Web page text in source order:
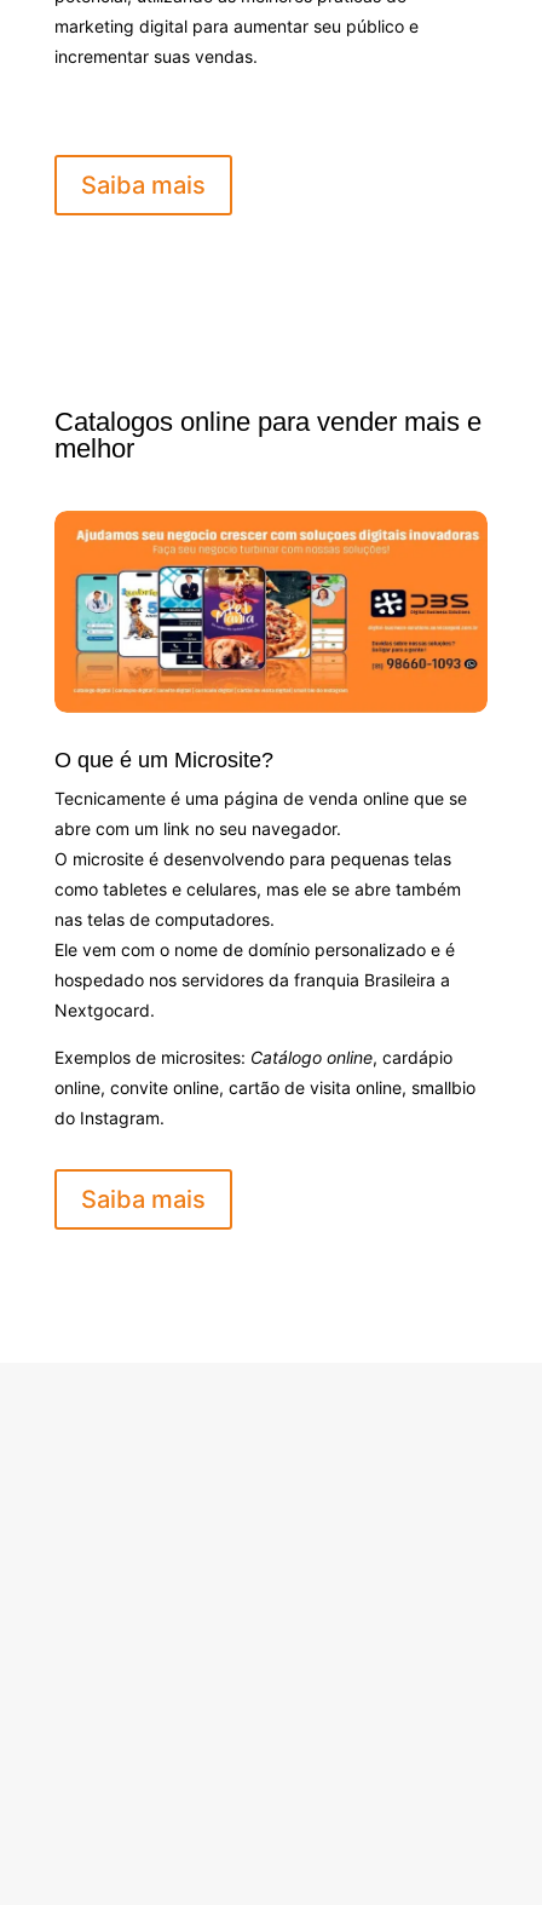
marketing digital para aumentar seu público e
incrementar suas vendas.
Saiba mais
Catalogos online para vender mais e
melhor
O que é um Microsite?
Tecnicamente é uma página de venda online que se
abre com um link no seu navegador.
O microsite é desenvolvendo para pequenas telas
como tabletes e celulares, mas ele se abre também
nas telas de computadores.
Ele vem com o nome de domínio personalizado e é
hospedado nos servidores da franquia Brasileira a
Nextgocard.
Exemplos de microsites: Catálogo online, cardápio
online, convite online, cartão de visita online, smallbio
do Instagram.
Saiba mais